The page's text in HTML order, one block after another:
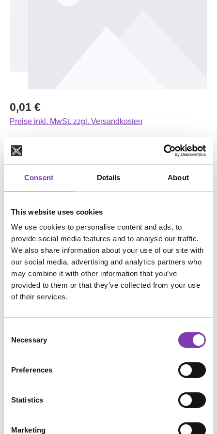
Consent Details About
This website uses cookies
We use cookies to personalise content and ads, to
provide social media features and to analyse our traffic.
We also share information about your use of our site with
our social media, advertising and analytics partners who
may combine it with other information that you’ve
provided to them or that they’ve collected from your use
of their services.
Selection
Necessary
Preferences
Statistics
Marketing
Regulärer Preis:
0,01 €
Preise inkl. MwSt. zzgl. Versandkosten
Versandfertig in 1 Tag, Lieferzeit 1-3 Tage
Farbvariante
Orange Pink Schwarz dunkelblau
lila
olivgrün
petrol senf
Produkt Anzahl: Gib den gewünschten
In den Warenkorb
Inhaltsstoffe